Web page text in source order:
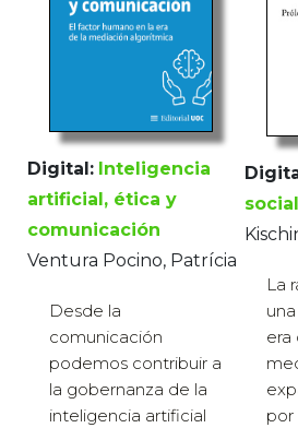
Digital: Inteligencia
artificial, ética y
comunicación
Ventura Pocino, Patrícia
Desde la
comunicación
podemos contribuir a
la gobernanza de la
inteligencia artificial
La
era
por